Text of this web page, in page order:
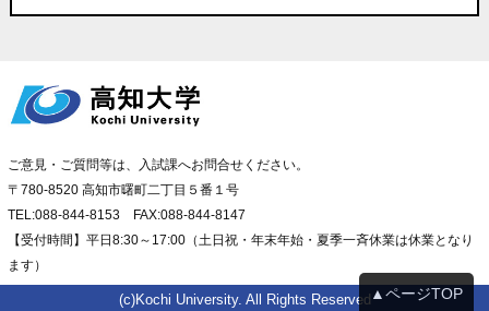
▲ページTOP
ご意見・ご質問等は、入試課へお問合せください。
〒780-8520 高知市曙町二丁目５番１号
TEL:088-844-8153 FAX:088-844-8147
【受付時間】平日8:30～17:00（土日祝・年末年始・夏季一斉休業は休業となり
ます）
(c)Kochi University. All Rights Reserved